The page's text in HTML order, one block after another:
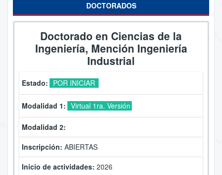
DOCTORADOS
Doctorado en Ciencias de la
Ingeniería, Mención Ingeniería
Industrial
Estado: POR INICIAR
Modalidad 1: Virtual 1ra. Versión
Modalidad 2:
Inscripción: ABIERTAS
Inicio de actividades: 2026